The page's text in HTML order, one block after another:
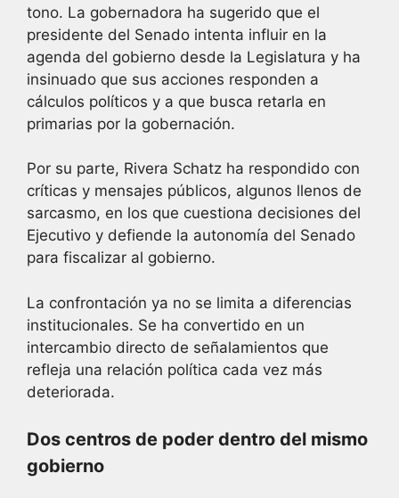
tono. La gobernadora ha sugerido que el
presidente del Senado intenta influir en la
agenda del gobierno desde la Legislatura y ha
insinuado que sus acciones responden a
cálculos políticos y a que busca retarla en
primarias por la gobernación.
Por su parte, Rivera Schatz ha respondido con
críticas y mensajes públicos, algunos llenos de
sarcasmo, en los que cuestiona decisiones del
Ejecutivo y defiende la autonomía del Senado
para fiscalizar al gobierno.
La confrontación ya no se limita a diferencias
institucionales. Se ha convertido en un
intercambio directo de señalamientos que
refleja una relación política cada vez más
deteriorada.
Dos centros de poder dentro del mismo
gobierno